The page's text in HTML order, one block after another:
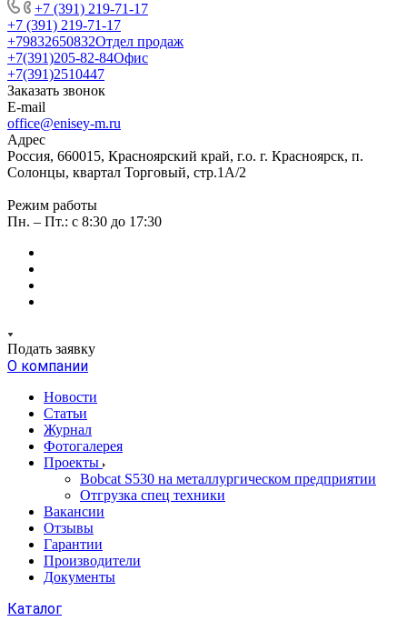
+7 (391) 219-71-17
+7 (391) 219-71-17
+79832650832Отдел продаж
+7(391)205-82-84Офис
+7(391)2510447
Заказать звонок
E-mail
office@enisey-m.ru
Адрес
Россия, 660015, Красноярский край, г.о. г. Красноярск, п.
Солонцы, квартал Торговый, стр.1А/2
Режим работы
Пн. – Пт.: c 8:30 до 17:30
Подать заявку
О компании
Новости
Статьи
Журнал
Фотогалерея
Проекты
Bobcat S530 на металлургическом предприятии
Отгрузка спец техники
Вакансии
Отзывы
Гарантии
Производители
Документы
Каталог